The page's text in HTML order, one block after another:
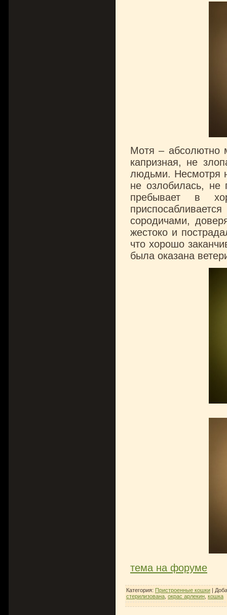
Мотя – абсолютно
капризная, не
людьми. Несмотря
не озлобилась, не
пребывает в
сородичами,
жестоко и
что хорошо
была оказана
тема на форуме
Категория: Пристроенные кошки |
стерилизована окрас арлекин кошка